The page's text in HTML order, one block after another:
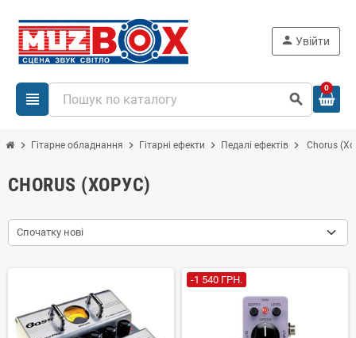
view_headline search
person Увійти
0
chevron_right Гітарне обладнання chevron_right Гітарні ефекти chevron_right Педалі ефектів chevron_right Chorus
CHORUS (ХОРУС)
Спочатку нові
-1 540 ГРН.